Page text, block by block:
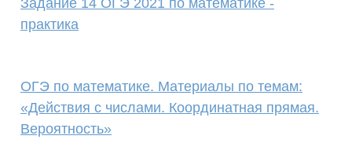
Задание 14 ОГЭ 2021 по математике -
практика
ОГЭ по математике. Материалы по темам:
«Действия с числами. Координатная прямая.
Вероятность»